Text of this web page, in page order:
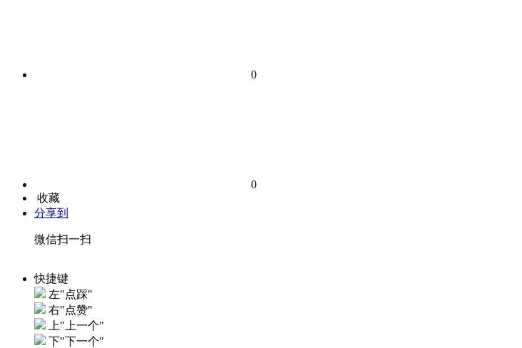
0
0
收藏
分享到
微信扫一扫
快捷键
左"点踩"
右"点赞"
上"上一个"
下"下一个"